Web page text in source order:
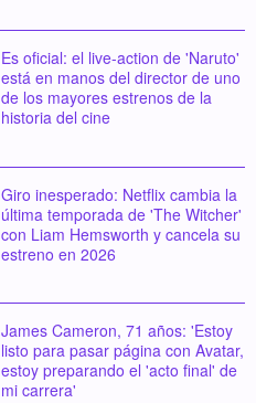
Es oficial: el live-action de 'Naruto'
está en manos del director de uno
de los mayores estrenos de la
historia del cine
Giro inesperado: Netflix cambia la
última temporada de 'The Witcher'
con Liam Hemsworth y cancela su
estreno en 2026
James Cameron, 71 años: 'Estoy
listo para pasar página con Avatar,
estoy preparando el 'acto final' de
mi carrera'